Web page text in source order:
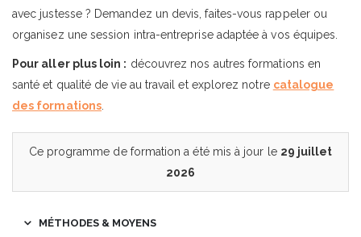
avec justesse ? Demandez un devis, faites-vous rappeler ou
organisez une session intra-entreprise adaptée à vos équipes.
Pour aller plus loin : découvrez nos autres formations en
santé et qualité de vie au travail et explorez notre catalogue
des formations.
Ce programme de formation a été mis à jour le 29 juillet
2026
MÉTHODES & MOYENS